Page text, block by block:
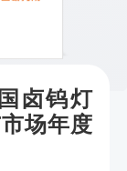
卤钨灯
场年度